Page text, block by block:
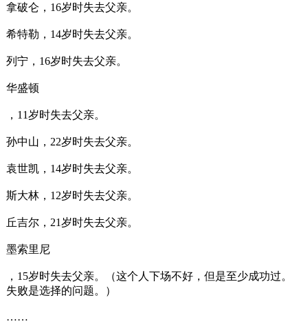
拿破仑，16岁时失去父亲。
希特勒，14岁时失去父亲。
列宁，16岁时失去父亲。
华盛顿
，11岁时失去父亲。
孙中山，22岁时失去父亲。
袁世凯，14岁时失去父亲。
斯大林，12岁时失去父亲。
丘吉尔，21岁时失去父亲。
墨索里尼
，15岁时失去父亲。（这个人下场不好，但是至少成功过。
失败是选择的问题。）
……